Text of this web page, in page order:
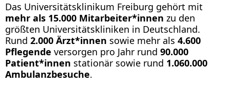
Das Universitätsklinikum Freiburg gehört mit
mehr als 15.000 Mitarbeiter*innen zu den
größten Universitätskliniken in Deutschland.
Rund 2.000 Ärzt*innen sowie mehr als 4.600
Pflegende versorgen pro Jahr rund 90.000
Patient*innen stationär sowie rund 1.060.000
Ambulanzbesuche.